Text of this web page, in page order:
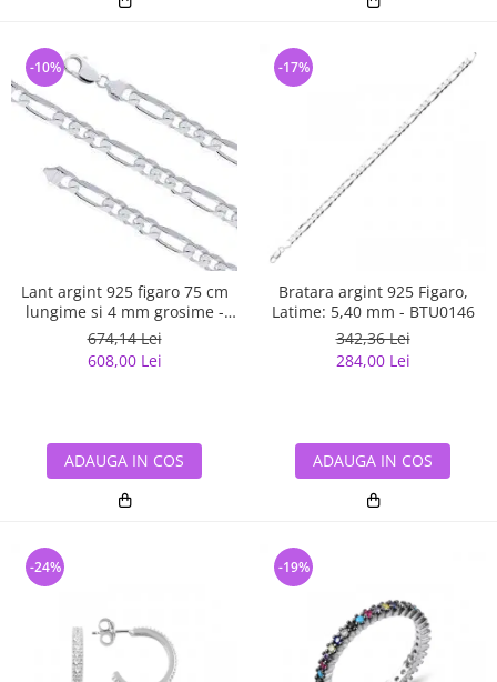
Lant argint 925 figaro 75 cm
lungime si 4 mm grosime -
Classical You LSX0141
674,14 Lei
608,00 Lei
-10%
ADAUGA IN COS
Bratara argint 925 Figaro,
Latime: 5,40 mm - BTU0146
342,36 Lei
284,00 Lei
-17%
ADAUGA IN COS
-24% -19%